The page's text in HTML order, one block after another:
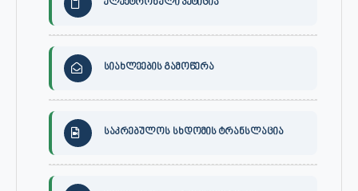
ელექტრონული პეტიცია
სიახლეების გამოწერა
საკრებულოს სხდომის ტრანსლაცია